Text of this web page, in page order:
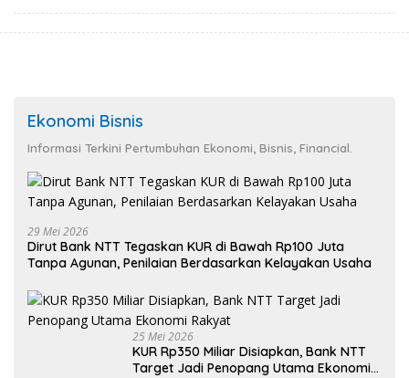
Ekonomi Bisnis
Informasi Terkini Pertumbuhan Ekonomi, Bisnis, Financial.
29 Mei 2026
Dirut Bank NTT Tegaskan KUR di Bawah Rp100 Juta
Tanpa Agunan, Penilaian Berdasarkan Kelayakan Usaha
25 Mei 2026
KUR Rp350 Miliar Disiapkan, Bank NTT
Target Jadi Penopang Utama Ekonomi